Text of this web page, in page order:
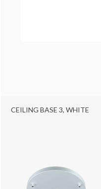
CEILING BASE 3, WHITE